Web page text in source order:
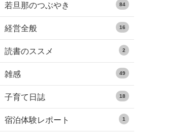
若旦那のつぶやき 84
経営全般 16
読書のススメ 2
雑感 49
子育て日誌 18
宿泊体験レポート 1